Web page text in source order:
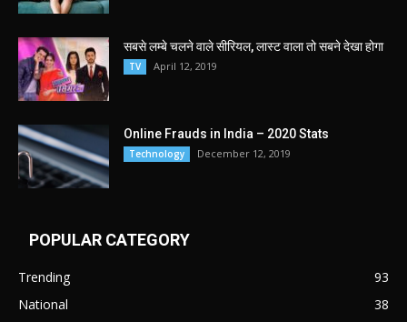
सबसे लम्बे चलने वाले सीरियल, लास्ट वाला तो सबने देखा होगा
TV April 12, 2019
Online Frauds in India – 2020 Stats
Technology December 12, 2019
POPULAR CATEGORY
Trending
93
National
38